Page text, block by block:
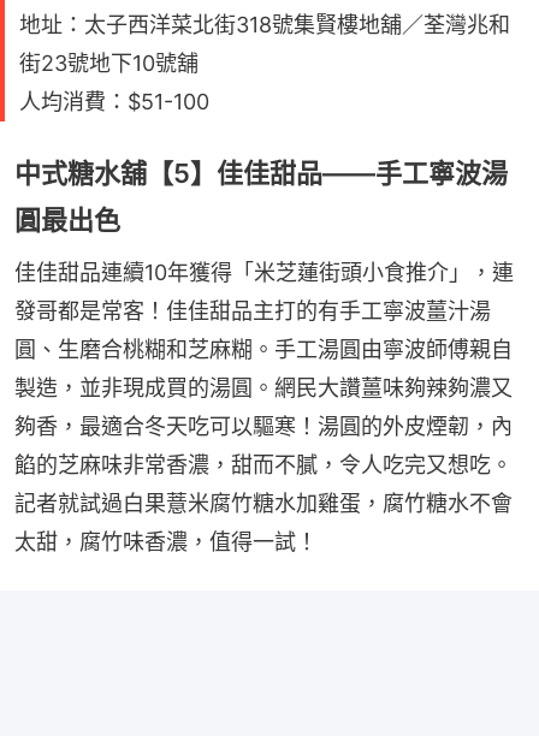
地址：太子西洋菜北街318號集賢樓地舖／荃灣兆和
街23號地下10號舖
人均消費：$51-100
中式糖水舖【5】佳佳甜品——手工寧波湯
圓最出色
佳佳甜品連續10年獲得「米芝蓮街頭小食推介」，連
發哥都是常客！佳佳甜品主打的有手工寧波薑汁湯
圓、生磨合桃糊和芝麻糊。手工湯圓由寧波師傅親自
製造，並非現成買的湯圓。網民大讚薑味夠辣夠濃又
夠香，最適合冬天吃可以驅寒！湯圓的外皮煙韌，內
餡的芝麻味非常香濃，甜而不膩，令人吃完又想吃。
記者就試過白果薏米腐竹糖水加雞蛋，腐竹糖水不會
太甜，腐竹味香濃，值得一試！